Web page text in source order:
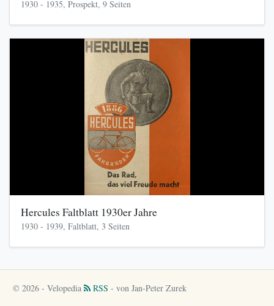
1930 - 1935, Prospekt, 9 Seiten
Hercules Faltblatt 1930er Jahre
1930 - 1939, Faltblatt, 3 Seiten
© 2026 - Velopedia RSS - von Jan-Peter Zurek